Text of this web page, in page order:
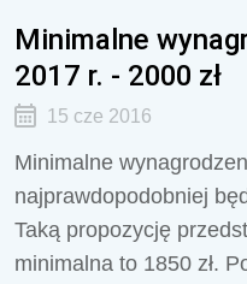
Minimalne
2017 r. - 2000 zł
15 cze 2016
Minimalne
najprawdopodobniej
Taką propozycję
minimalna to 1850 zł.